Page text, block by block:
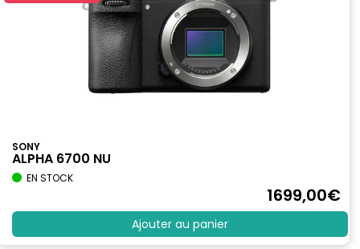
SONY
ALPHA 6700 NU
EN STOCK
1699,00€
Ajouter au panier